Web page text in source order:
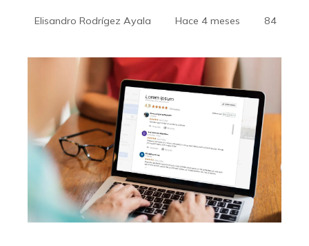
Elisandro Rodrígez Ayala Hace 4 meses 84